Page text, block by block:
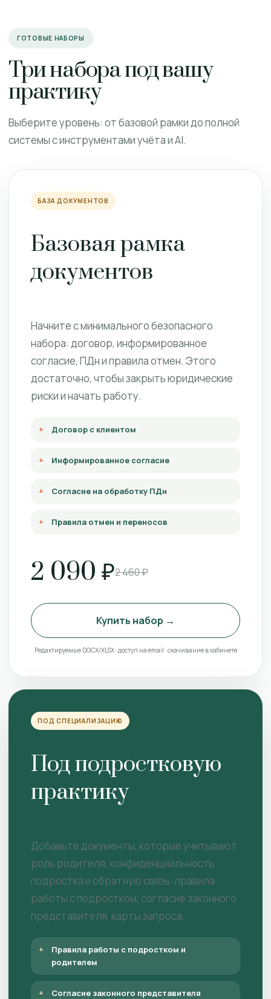
ГОТОВЫЕ НАБОРЫ
Три набора под вашу
практику
Выберите уровень: от базовой рамки до полной
системы с инструментами учёта и AI.
БАЗА ДОКУМЕНТОВ
Базовая рамка
документов
Начните с минимального безопасного
набора: договор, информированное
согласие, ПДн и правила отмен. Этого
достаточно, чтобы закрыть юридические
риски и начать работу.
Договор с клиентом
Информированное согласие
Согласие на обработку ПДн
Правила отмен и переносов
2 090 ₽2 460 ₽
Купить набор →
Редактируемые DOCX/XLSX · доступ на email · скачивание в кабинете
ПОД СПЕЦИАЛИЗАЦИЮ
Под подростковую
практику
Добавьте документы, которые учитывают
роль родителя, конфиденциальность
подростка и обратную связь: правила
работы с подростком, согласие законного
представителя, карты запроса.
Правила работы с подростком и
родителем
Согласие законного представителя